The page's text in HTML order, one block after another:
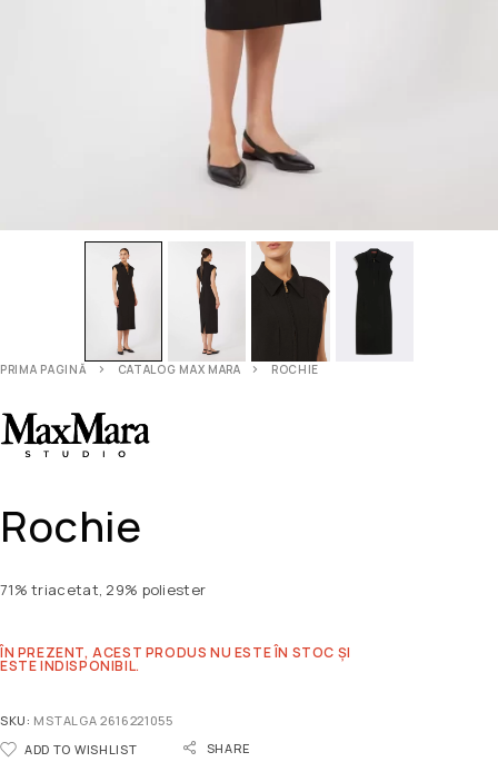
PRIMA PAGINĂ CATALOG MAX MARA ROCHIE
Rochie
71% triacetat, 29% poliester
ÎN PREZENT, ACEST PRODUS NU ESTE ÎN STOC ȘI
ESTE INDISPONIBIL.
SKU: MSTALGA 2616221055
ADD TO WISHLIST
SHARE